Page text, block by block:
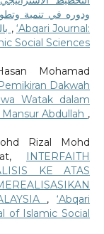
ودوره في تنمية
, ‘Abqari Journal:
Social Sciences
Mohamad
Dakwah
Watak dalam
Abdullah ,
Rizal Mohd
INTERFAITH
KE ATAS
,‘Abqari
of Islamic Social